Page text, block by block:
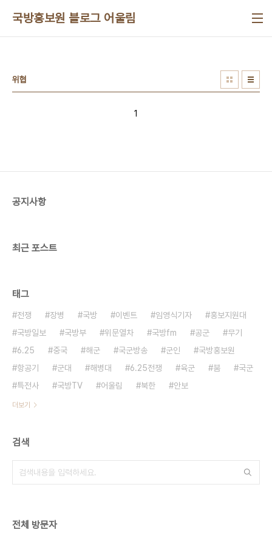
국방홍보원 블로그 어울림
위협
1
공지사항
최근 포스트
태그
전쟁 장병 국방 이벤트 임영식기자
홍보지원대
국방일보
국방부 위문열차 국방fm 공군
무기
6.25
중국 해군 국군방송 군인
국방홍보원
항공기
군대 해병대 6.25전쟁 육군 붐
국군
특전사
국방TV 어울림 북한 안보
더보기
검색
전체 방문자